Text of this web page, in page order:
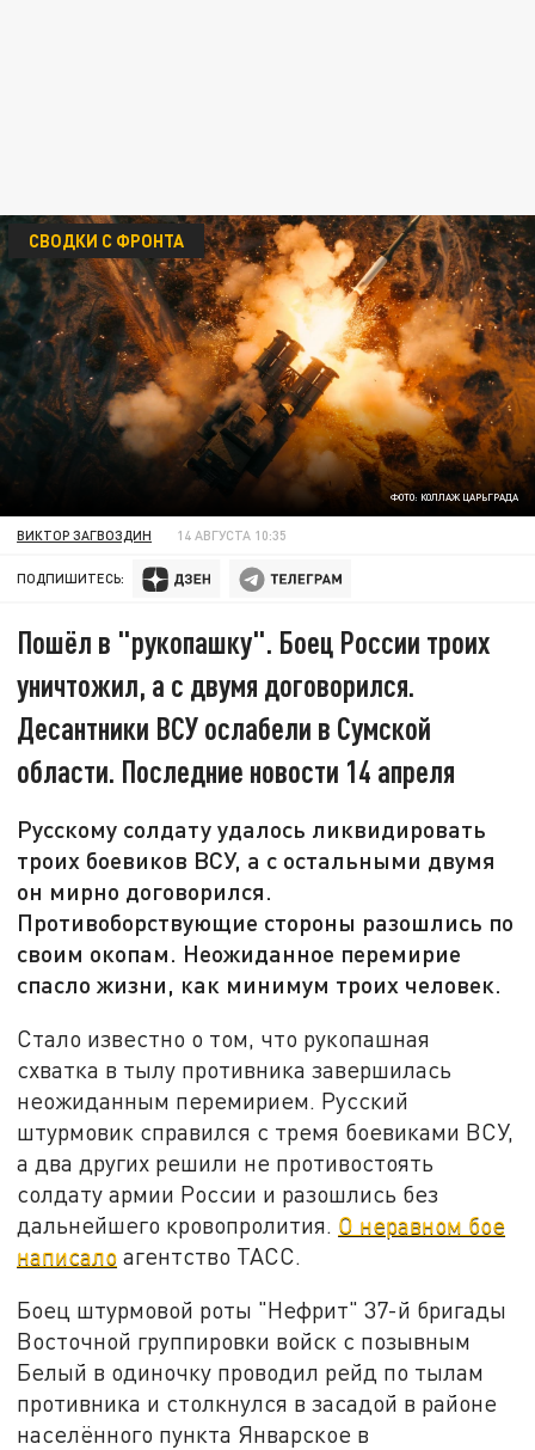
ФОТО: КОЛЛАЖ ЦАРЬГРАДА
СВОДКИ С ФРОНТА
ВИКТОР ЗАГВОЗДИН 14 АВГУСТА 10:35
ПОДПИШИТЕСЬ:
Пошёл в "рукопашку". Боец России троих
уничтожил, а с двумя договорился.
Десантники ВСУ ослабели в Сумской
области. Последние новости 14 апреля
Русскому солдату удалось ликвидировать
троих боевиков ВСУ, а с остальными двумя
он мирно договорился.
Противоборствующие стороны разошлись по
своим окопам. Неожиданное перемирие
спасло жизни, как минимум троих человек.
Стало известно о том, что рукопашная
схватка в тылу противника завершилась
неожиданным перемирием. Русский
штурмовик справился с тремя боевиками ВСУ,
а два других решили не противостоять
солдату армии России и разошлись без
дальнейшего кровопролития. О неравном бое
написало агентство ТАСС.
Боец штурмовой роты "Нефрит" 37-й бригады
Восточной группировки войск с позывным
Белый в одиночку проводил рейд по тылам
противника и столкнулся в засадой в районе
населённого пункта Январское в